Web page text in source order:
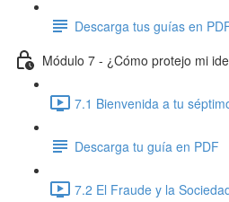
Descarga tus guías en
Módulo 7 - ¿Cómo protejo mi
7.1 Bienvenida a tu
Descarga tu guía en PDF
7.2 El Fraude y la